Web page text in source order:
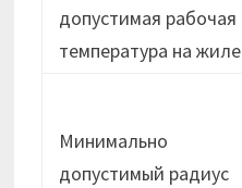
допустимая рабочая
температура на жиле
Минимально
допустимый радиус